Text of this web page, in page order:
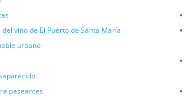
vino de El Puerto de Santa María
urbano
paseantes